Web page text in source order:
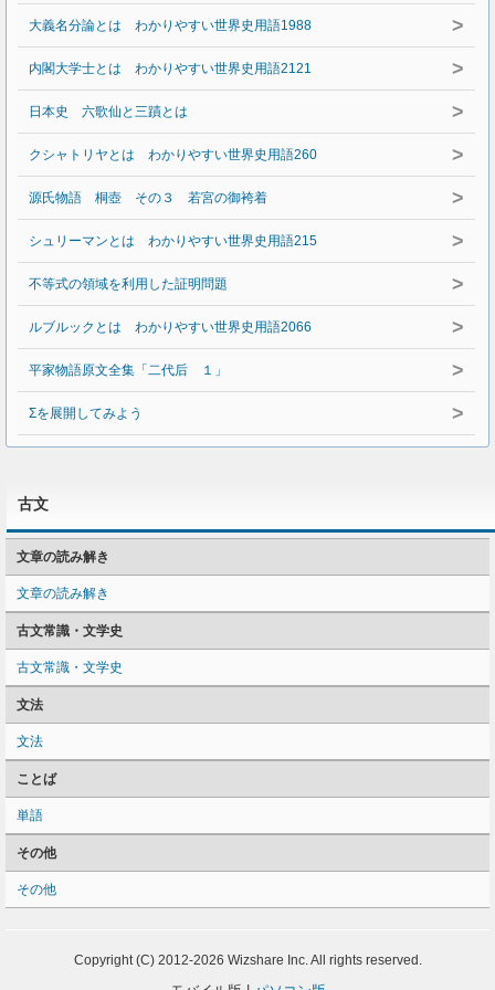
大義名分論とは わかりやすい世界史用語1988 >
内閣大学士とは わかりやすい世界史用語2121 >
日本史 六歌仙と三蹟とは >
クシャトリヤとは わかりやすい世界史用語260 >
源氏物語 桐壺 その３ 若宮の御袴着 >
シュリーマンとは わかりやすい世界史用語215 >
不等式の領域を利用した証明問題 >
ルブルックとは わかりやすい世界史用語2066 >
平家物語原文全集「二代后 １」 >
Σを展開してみよう >
古文
文章の読み解き
文章の読み解き
古文常識・文学史
古文常識・文学史
文法
文法
ことば
単語
その他
その他
Copyright (C) 2012-2026 Wizshare Inc. All rights reserved.